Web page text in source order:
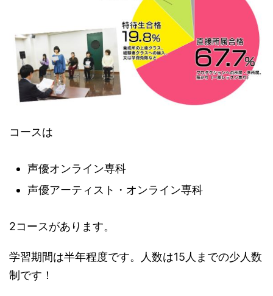
コースは
声優オンライン専科
声優アーティスト・オンライン専科
2コースがあります。
学習期間は半年程度です。人数は15人までの少人数
制です！